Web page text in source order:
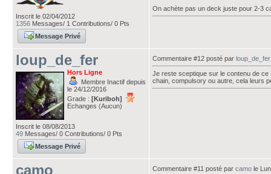
Inscrit le 02/04/2012
1356 Messages/ 1 Contributions/ 0 Pts
Message Privé
On achète pas un deck juste pour 2-3
loup_de_fer
Hors Ligne
Membre Inactif depuis
le 24/12/2016
Grade : [Kuriboh]
Echanges (Aucun)
Inscrit le 08/08/2013
49 Messages/ 0 Contributions/ 0 Pts
Message Privé
Commentaire #12 posté par loup_de_fer
Je reste sceptique sur le contenu de
chain, compulsory ou autre, cela leurs
camo Commentaire #11 posté par camo le